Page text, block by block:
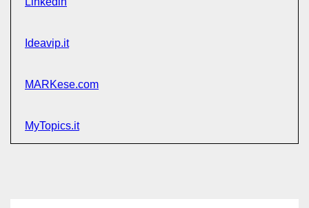
Ideavip.it
MARKese.com
MyTopics.it